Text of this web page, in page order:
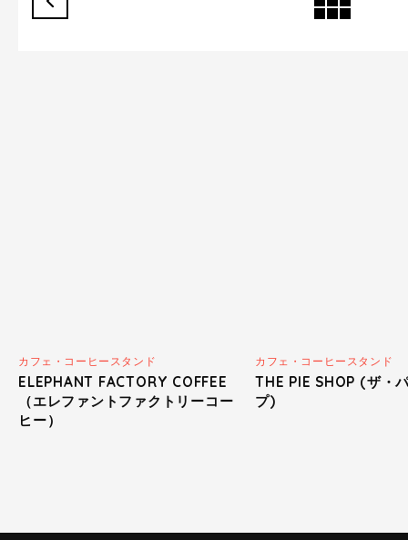
カフェ・コーヒースタンド
ELEPHANT FACTORY COFFEE
（エレファントファクトリーコー
ヒー）
カフェ・コーヒースタンド
THE PIE SHOP (ザ・
プ)